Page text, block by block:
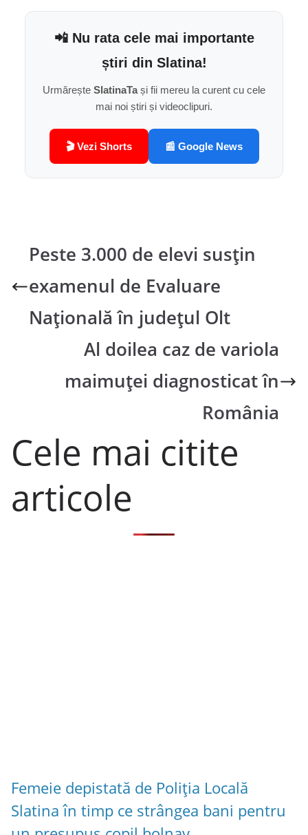
📲 Nu rata cele mai importante
știri din Slatina!
Urmărește SlatinaTași fii mereu la curent cu cele
mai noi știri și videoclipuri.
🎬 Vezi Shorts 📰 Google News
Peste 3.000 de elevi susțin
examenul de Evaluare
Națională în județul Olt
Al doilea caz de variola
maimuței diagnosticat în
România
Cele mai citite
articole
Femeie depistată de Poliția Locală
Slatina în timp ce strângea bani pentru